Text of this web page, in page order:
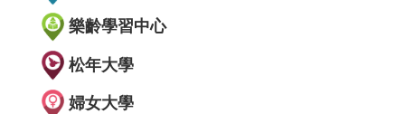
樂齡學習中心
松年大學
婦女大學